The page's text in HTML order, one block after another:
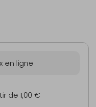
en ligne
de 1,00 €